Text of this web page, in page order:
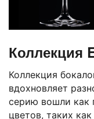
Коллекция
Коллекция
вдохновляет
серию вошли как
цветов, таких